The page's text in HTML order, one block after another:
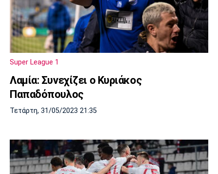
Super League 1
Λαμία: Συνεχίζει ο Κυριάκος
Παπαδόπουλος
Τετάρτη, 31/05/2023 21:35